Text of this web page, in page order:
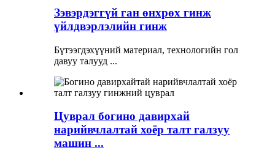
Зэвэрдэггүй ган өнхрөх гинж
үйлдвэрлэлийн гинж
Бүтээгдэхүүний материал, технологийн гол
давуу талууд ...
Цуврал богино давирхай
нарийвчлалтай хоёр талт галзуу
машин ...